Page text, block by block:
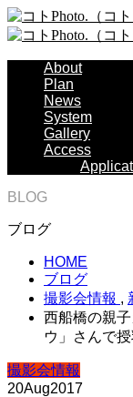
About
Plan
News
System
Gallery
Access
BLOG
ブログ
HOME
ブログ
撮影会情報 ,
西船橋の親
ウ」さんで
撮影会情報
20Aug2017